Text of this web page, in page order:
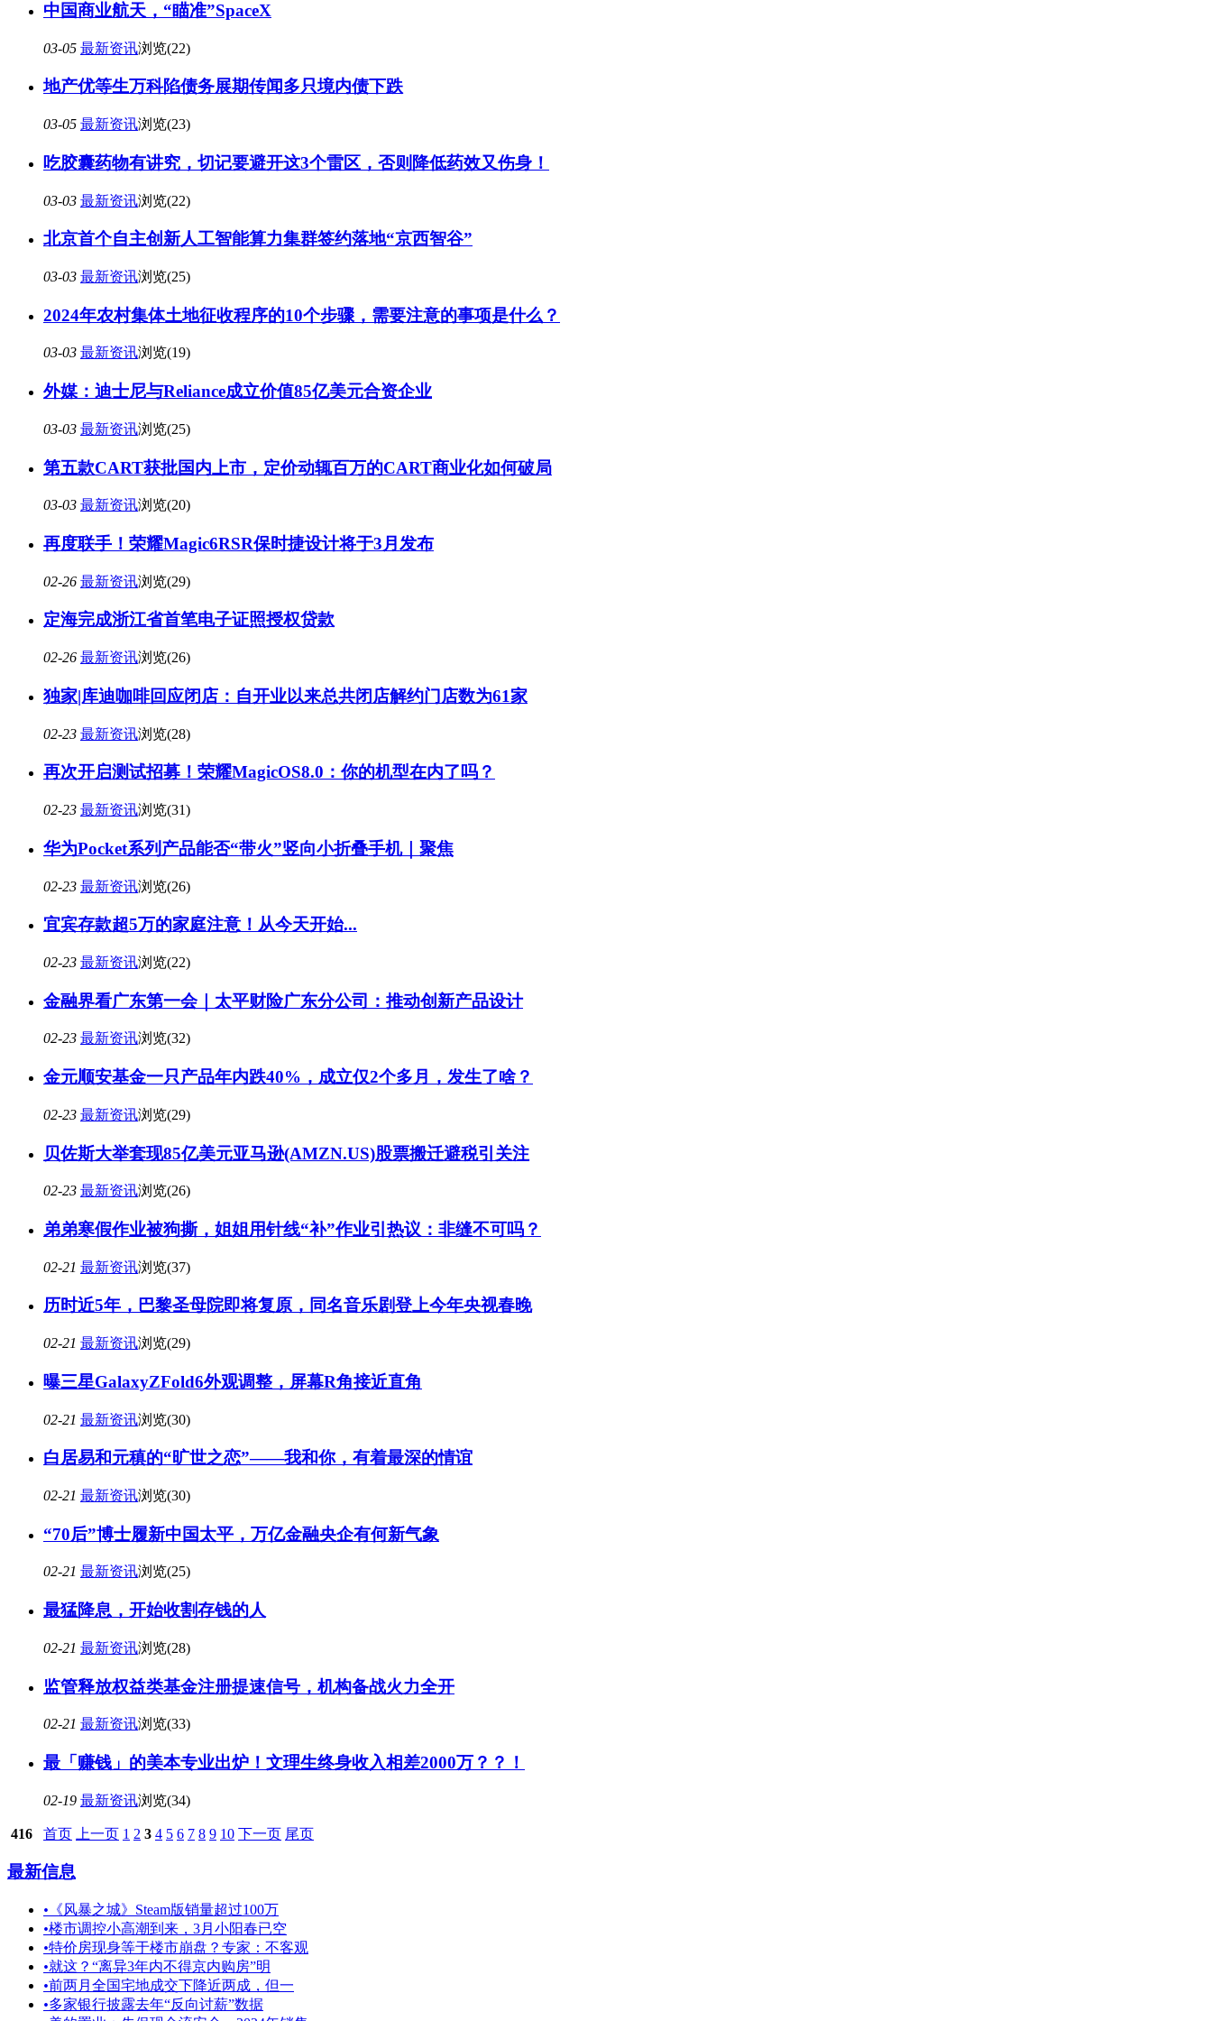
中国商业航天，“瞄准”SpaceX
03-05 最新资讯浏览(22)
地产优等生万科陷债务展期传闻多只境内债下跌
03-05 最新资讯浏览(23)
吃胶囊药物有讲究，切记要避开这3个雷区，否则降低药效又伤身！
03-03 最新资讯浏览(22)
北京首个自主创新人工智能算力集群签约落地“京西智谷”
03-03 最新资讯浏览(25)
2024年农村集体土地征收程序的10个步骤，需要注意的事项是什么？
03-03 最新资讯浏览(19)
外媒：迪士尼与Reliance成立价值85亿美元合资企业
03-03 最新资讯浏览(25)
第五款CART获批国内上市，定价动辄百万的CART商业化如何破局
03-03 最新资讯浏览(20)
再度联手！荣耀Magic6RSR保时捷设计将于3月发布
02-26 最新资讯浏览(29)
定海完成浙江省首笔电子证照授权贷款
02-26 最新资讯浏览(26)
独家|库迪咖啡回应闭店：自开业以来总共闭店解约门店数为61家
02-23 最新资讯浏览(28)
再次开启测试招募！荣耀MagicOS8.0：你的机型在内了吗？
02-23 最新资讯浏览(31)
华为Pocket系列产品能否“带火”竖向小折叠手机｜聚焦
02-23 最新资讯浏览(26)
宜宾存款超5万的家庭注意！从今天开始...
02-23 最新资讯浏览(22)
金融界看广东第一会｜太平财险广东分公司：推动创新产品设计
02-23 最新资讯浏览(32)
金元顺安基金一只产品年内跌40%，成立仅2个多月，发生了啥？
02-23 最新资讯浏览(29)
贝佐斯大举套现85亿美元亚马逊(AMZN.US)股票搬迁避税引关注
02-23 最新资讯浏览(26)
弟弟寒假作业被狗撕，姐姐用针线“补”作业引热议：非缝不可吗？
02-21 最新资讯浏览(37)
历时近5年，巴黎圣母院即将复原，同名音乐剧登上今年央视春晚
02-21 最新资讯浏览(29)
曝三星GalaxyZFold6外观调整，屏幕R角接近直角
02-21 最新资讯浏览(30)
白居易和元稹的“旷世之恋”——我和你，有着最深的情谊
02-21 最新资讯浏览(30)
“70后”博士履新中国太平，万亿金融央企有何新气象
02-21 最新资讯浏览(25)
最猛降息，开始收割存钱的人
02-21 最新资讯浏览(28)
监管释放权益类基金注册提速信号，机构备战火力全开
02-21 最新资讯浏览(33)
最「赚钱」的美本专业出炉！文理生终身收入相差2000万？？！
02-19 最新资讯浏览(34)
416 首页 上一页 1 2 3 4 5 6 7 8 9 10 下一页 尾页
最新信息
• 《风暴之城》Steam版销量超过100万
•楼市调控小高潮到来，3月小阳春已空
•特价房现身等于楼市崩盘？专家：不客观
•就这？“离异3年内不得京内购房”明
•前两月全国宅地成交下降近两成，但一
•多家银行披露去年“反向讨薪”数据